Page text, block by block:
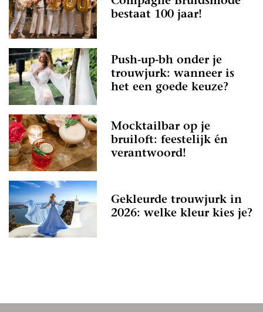
bestaat 100 jaar!
Push-up-bh onder je
trouwjurk: wanneer is
het een goede keuze?
Mocktailbar op je
bruiloft: feestelijk én
verantwoord!
Gekleurde trouwjurk in
2026: welke kleur kies je?